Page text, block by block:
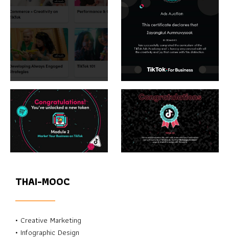
THAI-MOOC
• Creative Marketing
• Infographic Design